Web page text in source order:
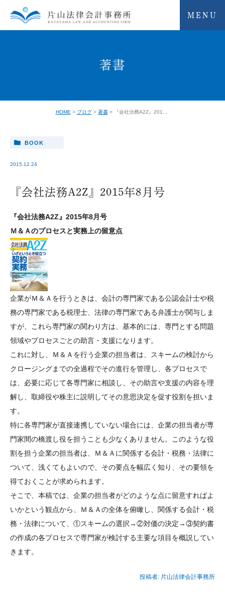
MENU
著書
HOME ブログ 著書 『会社法務A2Z』2015年8月号
BOOK
2015.12.24
『会社法務A2Z』2015年8月号
『会社法務A2Z』2015年8月号
Ｍ＆Ａのプロセスと実務上の留意点
企業がＭ＆Ａを行うときは、会計の専門家である公認会計士や税
務の専門家である税理士、法律の専門家である弁護士が関与しま
すが、これら専門家の関わり方は、基本的には、専門とする問題
領域やプロセスごとの助言・支援になります。
これに対し、Ｍ＆Ａを行う企業の担当者は、スキームの検討から
クロージングまでの全過程でその進行を管理し、各プロセスで
は、必要に応じて各専門家に相談し、その助言や支援の内容を理
解し、取締役や株主に説明してその意思決定を促す役割を担いま
す。
特に各専門家が直接連携していない場合には、企業の担当者が専
門家間の橋渡し役を担うことも少なくありません。このような役
割を担う企業の担当者は、Ｍ＆Ａに関係する会計・税務・法律に
ついて、浅くてもよいので、その要点を幅広く知り、その要領を
得ておくことが求められます。
そこで、本稿では、企業の担当者がどのような点に留意すればよ
いかという観点から、Ｍ＆Ａの全体を俯瞰し、関係する会計・税
務・法律について、①スキームの選択→②対価の決定→③契約書
の作成の各プロセスで専門家が検討する主要な項目を概説してい
きます。
投稿者: 片山法律会計事務所